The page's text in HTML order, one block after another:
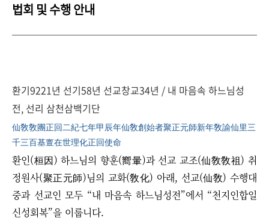
법회 및 수행 안내
환기9221년 선기58년 선교창교34년 / 내 마음속 하느님성
전, 선리 삼천삼백기단
仙敎敎團正回二紀七年甲辰年仙敎創始者聚正元師新年敎諭仙里三
千三百基亶在世理化正回使命
환인(桓因) 하느님의 향훈(嚮暈)과 선교 교조(仙敎敎祖) 취
정원사(聚正元師)님의 교화(敎化) 아래, 선교(仙敎) 수행대
중과 선교인 모두 “내 마음속 하느님성전”에서 “천지인합일
신성회복”을 이룹니다.